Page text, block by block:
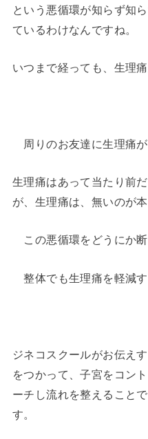
という悪循環が知らず知
ているわけなんですね。
いつまで経っても、生理
周りのお友達に生理痛が
生理痛はあって当たり前
が、生理痛は、無いのが本
この悪循環をどうにか断
整体でも生理痛を軽減す
ジネコスクールがお伝え
をつかって、子宮をコン
ーチし流れを整えること
す。